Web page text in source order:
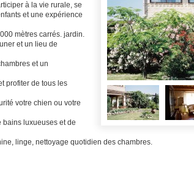
à la vie rurale, se
et une expérience
mètres carrés. jardin.
et un lieu de
et un
profiter de tous les
votre chien ou votre
bains luxueuses et de
linge, nettoyage quotidien des chambres.